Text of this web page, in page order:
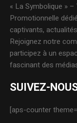
« La Symbolique »
Promotionnelle
captivants,
Rejoignez notre
participez à un
fascinant des
SUIVEZ-
[aps-counter